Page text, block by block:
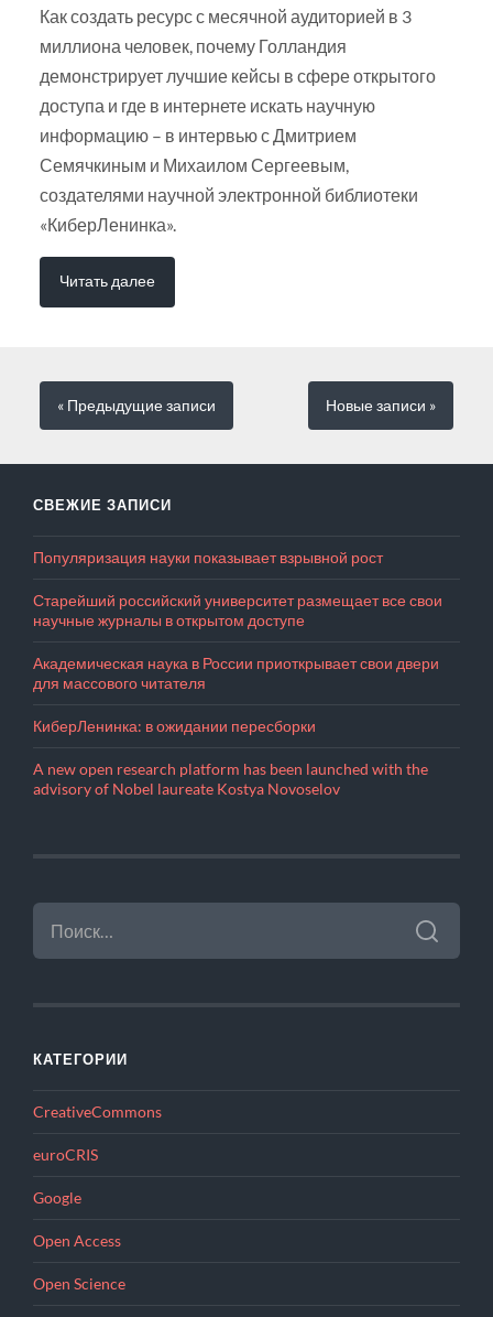
Как создать ресурс с месячной аудиторией в 3
миллиона человек, почему Голландия
демонстрирует лучшие кейсы в сфере открытого
доступа и где в интернете искать научную
информацию – в интервью с Дмитрием
Семячкиным и Михаилом Сергеевым,
создателями научной электронной библиотеки
«КиберЛенинка».
Читать далее
« Предыдущиезаписи Новыезаписи »
СВЕЖИЕ ЗАПИСИ
Популяризация науки показывает взрывной рост
Старейший российский университет размещает все свои
научные журналы в открытом доступе
Академическая наука в России приоткрывает свои двери
для массового читателя
КиберЛенинка: в ожидании пересборки
A new open research platform has been launched with the
advisory of Nobel laureate Kostya Novoselov
НАЙТИ:
КАТЕГОРИИ
CreativeCommons
euroCRIS
Google
Open Access
Open Science